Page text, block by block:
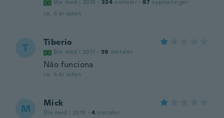
Ble med i 2018 · 334 omtaler · 97 opplastinger
ca. 6 år siden
T Tiberio
Ble med i 2017 · 39 omtaler
Não funciona
ca. 6 år siden
M Mick
Ble med i 2019 · 4 omtaler